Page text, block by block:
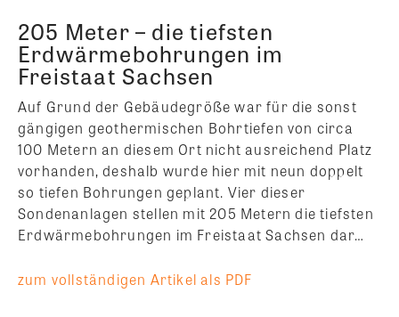
205 Meter – die tiefsten
Erdwärmebohrungen im
Freistaat Sachsen
Auf Grund der Gebäudegröße war für die sonst
gängigen geothermischen Bohrtiefen von circa
100 Metern an diesem Ort nicht ausreichend Platz
vorhanden, deshalb wurde hier mit neun doppelt
so tiefen Bohrungen geplant. Vier dieser
Sondenanlagen stellen mit 205 Metern die tiefsten
Erdwärmebohrungen im Freistaat Sachsen dar…
zum vollständigen Artikel als PDF